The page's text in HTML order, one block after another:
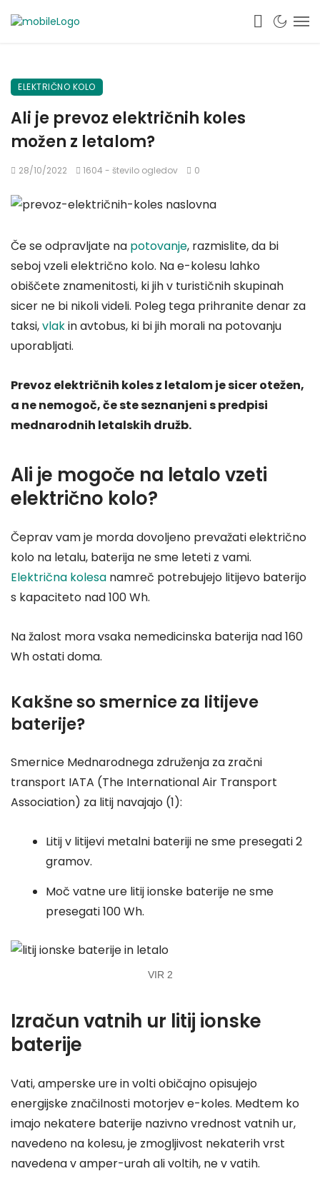
ELEKTRIČNO KOLO
Ali je prevoz električnih koles
možen z letalom?
28/10/2022 1604 - število ogledov 0
Če se odpravljate na potovanje, razmislite, da bi
seboj vzeli električno kolo. Na e-kolesu lahko
obiščete znamenitosti, ki jih v turističnih skupinah
sicer ne bi nikoli videli. Poleg tega prihranite denar za
taksi,vlakin avtobus, ki bi jih morali na potovanju
uporabljati.
Prevoz električnih koles z letalom je sicer otežen,
a ne nemogoč, če ste seznanjeni s predpisi
mednarodnih letalskih družb.
Ali je mogoče na letalo vzeti
električno kolo?
Čeprav vam je morda dovoljeno prevažati električno
kolo na letalu, baterija ne sme leteti z vami.
Električna kolesa namreč potrebujejo litijevo baterijo
s kapaciteto nad 100 Wh.
Na žalost mora vsaka nemedicinska baterija nad 160
Wh ostati doma.
Kakšne so smernice za litijeve
baterije?
Smernice Mednarodnega združenja za zračni
transport IATA (The International Air Transport
Association) za litij navajajo (1):
Litij v litijevi metalni bateriji ne sme presegati 2
gramov.
Moč vatne ure litij ionske baterije ne sme
presegati 100 Wh.
VIR 2
Izračun vatnih ur litij ionske
baterije
Vati, amperske ure in volti običajno opisujejo
energijske značilnosti motorjev e-koles. Medtem ko
imajo nekatere baterije nazivno vrednost vatnih ur,
navedeno na kolesu, je zmogljivost nekaterih vrst
navedena v amper-urah ali voltih, ne v vatih.